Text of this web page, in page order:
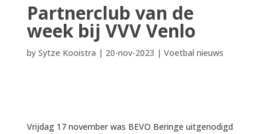
Partnerclub van de
week bij VVV Venlo
by Sytze Kooistra | 20-nov-2023 | Voetbal nieuws
Vrijdag 17 november was BEVO Beringe uitgenodigd